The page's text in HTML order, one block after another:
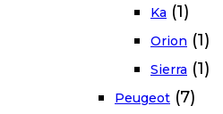
Ka (1)
Orion (1)
Sierra (1)
Peugeot (7)